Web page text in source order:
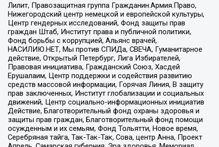
Лилит, Правозащитная группа Гражданин.Армия.Право,
Нижегородский центр немецкой и европейской культуры,
Центр гендерных исследований, Фонд защиты прав
граждан Штаб, Институт права и публичной политики,
Фонд борьбы с коррупцией, Альянс врачей,
НАСИЛИЮ.НЕТ, Мы против СПИДа, СВЕЧА, Гуманитарное
действие, Открытый Петербург, Лига Избирателей,
Правовая инициатива, Гражданский Союз, Хасдей
Ерушалаим, Центр поддержки и содействия развитию
средств массовой информации, Горячая Линия, В защиту
прав заключенных, Институт глобализации и социальных
движений, Центр социально-информационных инициатив
Действие, Благотворительный фонд охраны здоровья и
защиты прав граждан, Благотворительный фонд помощи
осужденным и их семьям, Фонд Тольятти, Новое время,
Серебряная тайга, Так-Так-Так, Сова, центр Анна, Проект